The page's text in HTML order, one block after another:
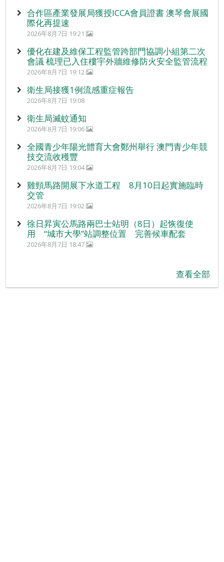
合作區產業發展局獲授ICCA會員證書 澳琴會展國
際化再提速
2026年8月7日 19:21
優化在建及維保工程監管跨部門協調小組第二次
會議 梳理已入住樓宇外牆維修防火安全監管流程
2026年8月7日 19:12
衛生局接獲1例流感重症報告
2026年8月7日 19:08
衛生局滅蚊通知
2026年8月7日 19:06
全國青少年陽光體育大會鄭州舉行 澳門青少年競
技交流收穫豐
2026年8月7日 19:04
雞頸馬路開展下水道工程 8月10日起實施臨時
交管
2026年8月7日 19:02
徐日昇寅公馬路兩巴士站明（8日）起恢復使
用 “城市大學”站調整位置 完善候車配套
2026年8月7日 18:47
查看全部